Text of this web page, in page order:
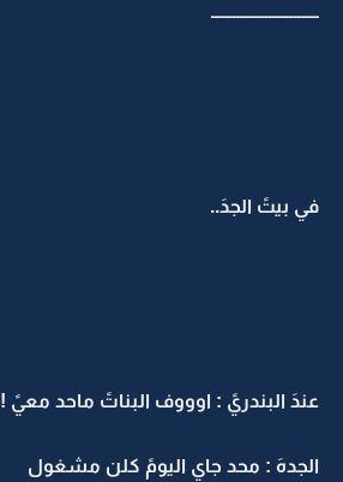
ــــــــــــــــــــــــــــــ
في بيتً الجدَ..
عندَ البندريً : اوووف البناتً ماحد معيً !
الجدهَ : محد جاي اليومً كلن مشغول